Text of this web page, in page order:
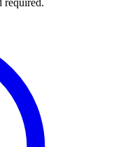
required.